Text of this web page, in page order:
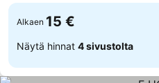
Alkaen 15 €
Näytä hinnat 4 sivustolta